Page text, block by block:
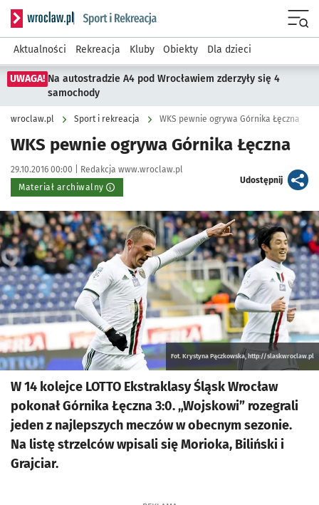
Serwis informacyjny wroclaw.pl podserwis: Sport i rekreacja
Aktualności Rekreacja Kluby Obiekty Dla dzieci
UWAGA! Na autostradzie A4 pod Wrocławiem zderzyły się 4
samochody
wroclaw.pl Sport i rekreacja WKS pewnie ogrywa Górnika Łęczna
WKS pewnie ogrywa Górnika Łęczna
Data publikacji:
29.10.2016 00:00 | Autor:
Redakcja www.wroclaw.pl
Materiał archiwalny
Udostępnijartykuł
Kliknij, aby powiększyć
Fot. Krystyna Pączkowska, http://slaskwroclaw.pl
W 14 kolejce LOTTO Ekstraklasy Śląsk Wrocław
pokonał Górnika Łęczna 3:0. „Wojskowi” rozegrali
jeden z najlepszych meczów w obecnym sezonie.
Na listę strzelców wpisali się Morioka, Biliński i
Grajciar.